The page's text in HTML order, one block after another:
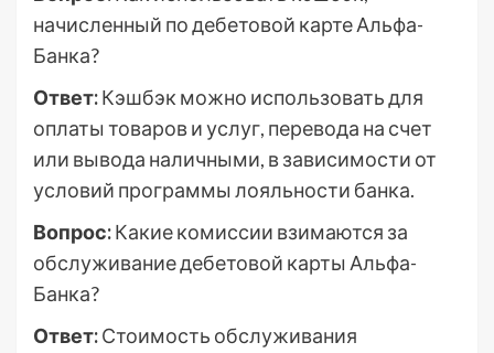
начисленный по дебетовой карте Альфа-
Банка?
Ответ:Кэшбэк можно использовать для
оплаты товаров и услуг, перевода на счет
или вывода наличными, в зависимости от
условий программы лояльности банка.
Вопрос:Какие комиссии взимаются за
обслуживание дебетовой карты Альфа-
Банка?
Ответ:Стоимость обслуживания